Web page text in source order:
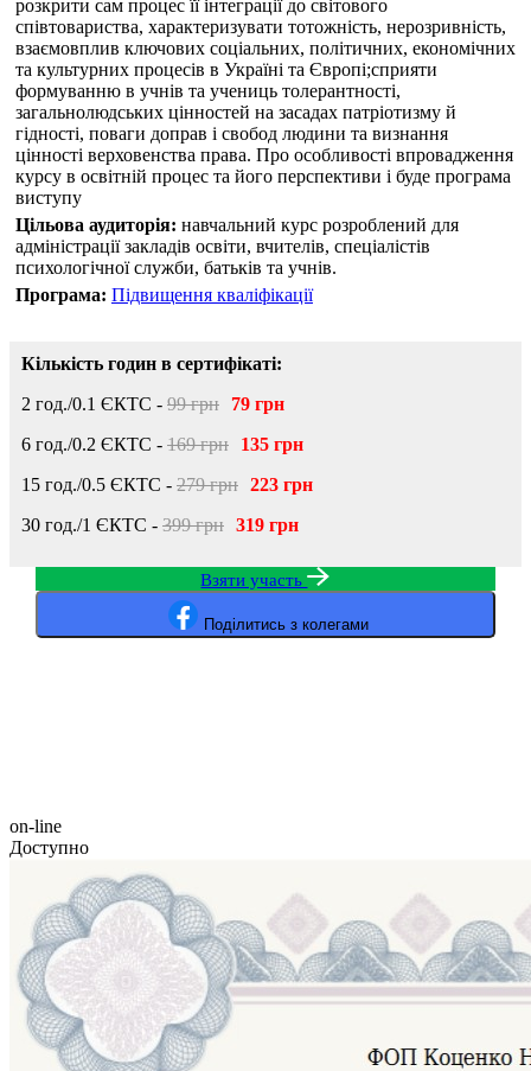
розкрити сам процес її інтеграції до світового
співтовариства, характеризувати тотожність, нерозривність,
взаємовплив ключових соціальних, політичних, економічних
та культурних процесів в Україні та Європі;сприяти
формуванню в учнів та учениць толерантності,
загальнолюдських цінностей на засадах патріотизму й
гідності, поваги доправ і свобод людини та визнання
цінності верховенства права. Про особливості впровадження
курсу в освітній процес та його перспективи і буде програма
виступу
Цільова аудиторія: навчальний курс розроблений для
адміністрації закладів освіти, вчителів, спеціалістів
психологічної служби, батьків та учнів.
Програма: Підвищення кваліфікації
Кількість годин в сертифікаті:
2 год./0.1 ЄКТС - 99 грн
79 грн
6 год./0.2 ЄКТС - 169 грн
135 грн
15 год./0.5 ЄКТС - 279 грн 223 грн
30 год./1 ЄКТС - 399 грн 319 грн
Взяти участь
Поділитись з колегами
on-line
Доступно